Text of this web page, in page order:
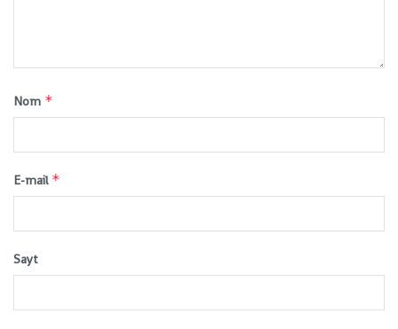
Nom *
E-mail *
Sayt